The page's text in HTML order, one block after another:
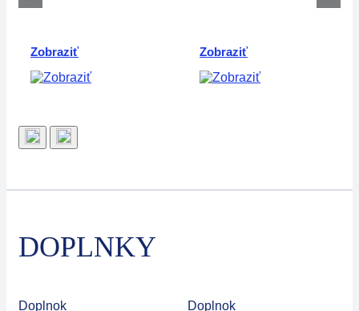
Zobraziť Zobraziť
DOPLNKY
Doplnok Doplnok